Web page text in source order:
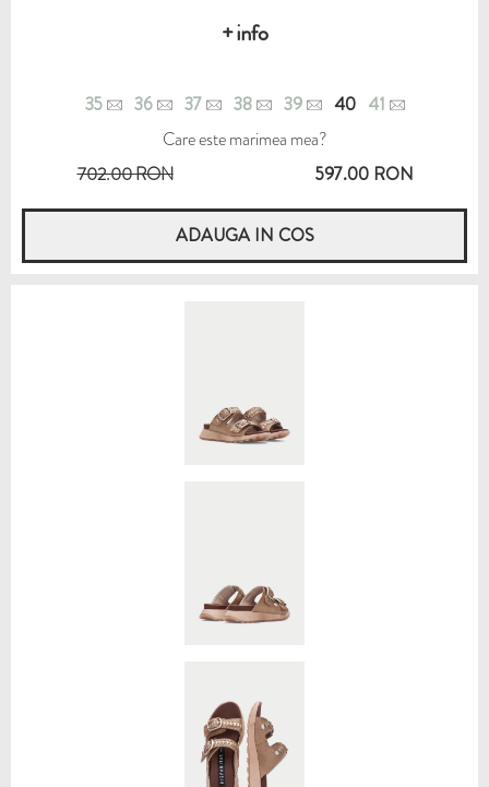
+ info
35 36 37 38 39 40 41
Care este marimea mea?
702.00 RON
597.00 RON
ADAUGA IN COS